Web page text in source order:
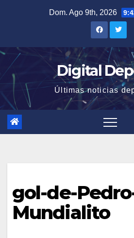
Dom. Ago 9th, 2026
Digital
Últimas noticias
gol-de-
Mundialito